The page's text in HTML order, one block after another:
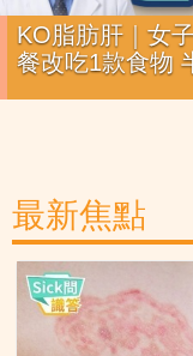
KO脂肪肝｜女
餐改吃1款食物
最新焦點